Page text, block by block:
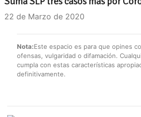
22 de Marzo de 2020
Nota:Este espacio es para que opines
ofensas, vulgaridad o difamación.
cumpla con estas características
definitivamente.